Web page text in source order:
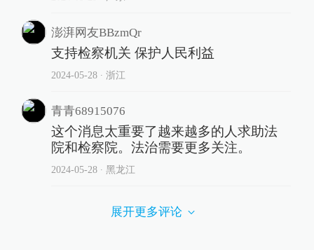
澎湃网友BBzmQr
支持检察机关 保护人民利益
2024-05-28∙ 浙江
青青68915076
这个消息太重要了越来越多的人求助法
院和检察院。法治需要更多关注。
2024-05-28∙ 黑龙江
展开更多评论